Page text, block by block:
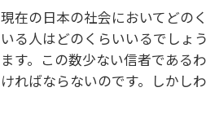
現在の日本の社会においてどの
いる人はどのくらいいるでしょ
ます。この数少ない信者である
ければならないのです。しかし